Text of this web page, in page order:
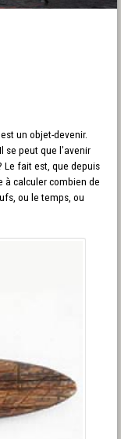
un objet-devenir.
se peut que l’avenir
Le fait est, que depuis
à calculer combien de
ou le temps, ou